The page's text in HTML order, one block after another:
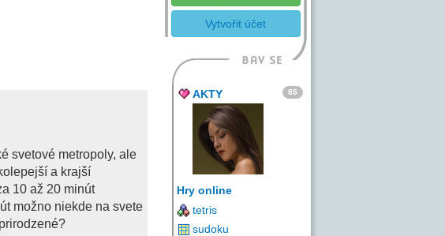
svetové metropoly, ale
a krajší
10 až 20 minút
možno niekde na svete
Vytvořit účet
AKTY 85
Hry online
tetris
sudoku